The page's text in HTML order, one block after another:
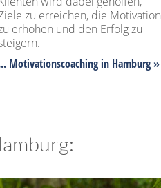
zu erreichen, die Motivation
erhöhen und den Erfolg zu
Motivationscoaching in Hamburg »